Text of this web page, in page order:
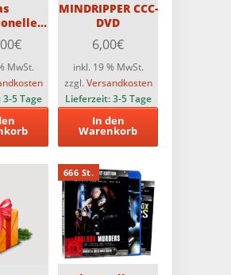
über
€
MwSt.
3-5 Tage
MINDRIPPER CCC-
DVD
6,00€
inkl. 19 % MwSt.
zzgl. Versandkosten
Lieferzeit:3-5 Tage
In den
Warenkorb
666 St.